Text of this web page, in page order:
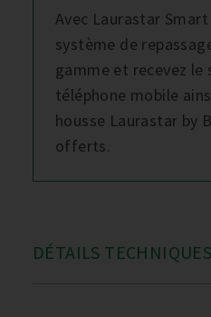
Avec Laurastar
système de
gamme et recevez le
téléphone mobile
housse Laurastar by
offerts.
DÉTAILS TECHNIQUES